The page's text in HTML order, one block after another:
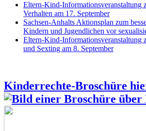
Eltern-Kind-Informationsveranstaltung
Verhalten am 17. September
Sachsen-Anhalts Aktionsplan zum
Kindern und Jugendlichen vor
Eltern-Kind-Informationsveranstaltung
und Sexting am 8. September
Kinderrechte-Broschüre